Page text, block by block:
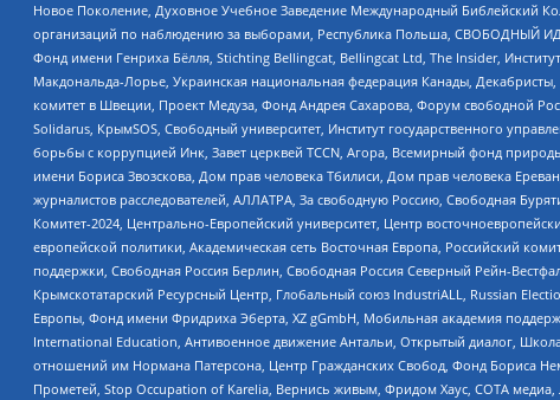
Новое Поколение, Духовное Учебное Заведение Международный Библейский
организаций по наблюдению за выборами, Республика Польша, СВОБОДНЫЙ
Фонд имени Генриха Бёлля, Stichting Bellingcat, Bellingcat Ltd, The Insider,
Макдональда-Лорье, Украинская национальная федерация Канады,
комитет в Швеции, Проект Медуза, Фонд Андрея Сахарова, Форум свободной
Solidarus, КрымSOS, Свободный университет, Институт государственного
борьбы с коррупцией Инк, Завет церквей TCCN, Агора, Всемирный фонд
имени Бориса Звозскова, Дом прав человека Тбилиси, Дом прав человека
журналистов расследователей, АЛЛАТРА, За свободную Россию, Свободная
Комитет-2024, Центрально-Европейский университет, Центр
европейской политики, Академическая сеть Восточная Европа, Российский
поддержки, Свободная Россия Берлин, Свободная Россия Северный Рейн-
Крымскотатарский Ресурсный Центр, Глобальный союз IndustriALL, Russian
Европы, Фонд имени Фридриха Эберта, XZ gGmbH, Мобильная академия
International Education, Антивоенное движение Антальи, Открытый диалог,
отношений им Нормана Патерсона, Центр Гражданских Свобод, Фонд Бориса
Прометей, Stop Occupation of Karelia, Вернись живым, Фридом Хаус, СОТА